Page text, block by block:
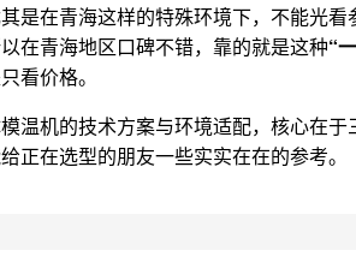
是在青海这样的特殊环境下，不能光
在青海地区口碑不错，靠的就是这种“
看价格。
温机的技术方案与环境适配，核心在于
正在选型的朋友一些实实在在的参考。